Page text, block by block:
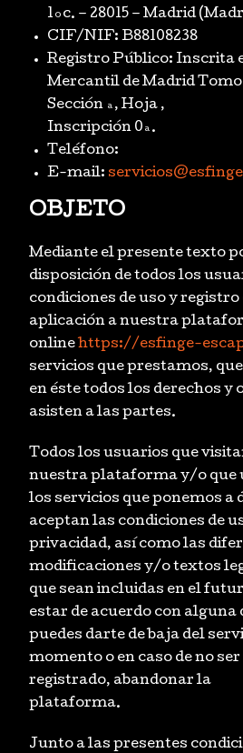
1ºc. – 28015 – Madrid
CIF/NIF: B88108238
Registro Público: Inscrita
Mercantil de Madrid Tomo
Sección ª, Hoja ,
Inscripción 0ª.
Teléfono:
E-mail:
OBJETO
Mediante el presente texto
disposición de todos los
condiciones de uso y registro
aplicación a nuestra
onlinehttps://esfinge-
servicios que prestamos,
en éste todos los derechos y
asisten a las partes.
Todos los usuarios que
nuestra plataforma y/o que
los servicios que ponemos a
aceptan las condiciones de
privacidad, así como las
modificaciones y/o textos
que sean incluidas en el
estar de acuerdo con alguna
puedes darte de baja del
momento o en caso de no
registrado, abandonar la
plataforma.
Junto a las presentes